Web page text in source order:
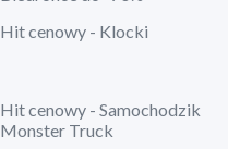
Hit cenowy - Klocki
Hit cenowy - Samochodzik
Monster Truck